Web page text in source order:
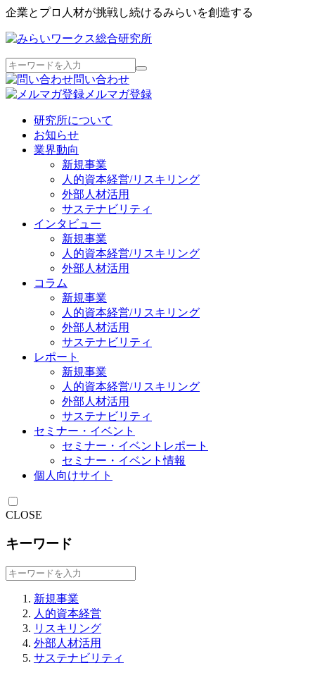
企業とプロ人材が挑戦し続けるみらいを創造する
問い合わせ
メルマガ登録
研究所について
お知らせ
業界動向
新規事業
人的資本経営/リスキリング
外部人材活用
サステナビリティ
インタビュー
新規事業
人的資本経営/リスキリング
外部人材活用
コラム
新規事業
人的資本経営/リスキリング
外部人材活用
サステナビリティ
レポート
新規事業
人的資本経営/リスキリング
外部人材活用
サステナビリティ
セミナー・イベント
セミナー・イベントレポート
セミナー・イベント情報
個人向けサイト
CLOSE
キーワード
新規事業
人的資本経営
リスキリング
外部人材活用
サステナビリティ